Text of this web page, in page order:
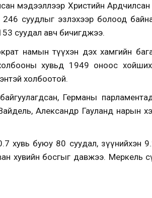
мэдээллээр Христийн
суудлыг эзлэхээр болоод
суудал авч бичигджээ.
намын түүхэн дэх хамгийн
хувьд 1949 оноос
холбоотой.
байгуулагдсан, Германы
Александр Гауланд нарын
хувь буюу 80 суудал,
хувийн босгыг давжээ. Меркель